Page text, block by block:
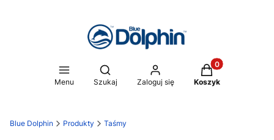
Menu
Otwórz wyszukiwarkę
Szukaj Zaloguj się
Produkty w
Koszyk
Blue Dolphin Produkty Taśmy